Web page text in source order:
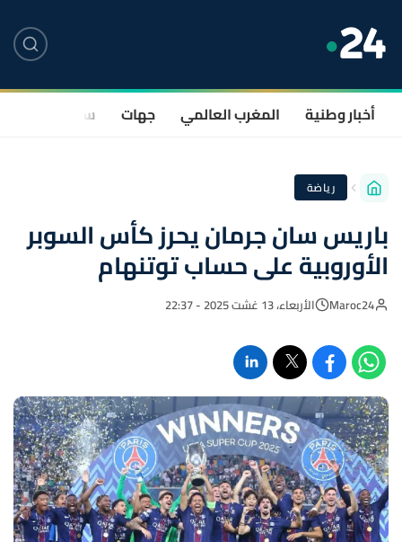
أخبار وطنية المغرب العالمي جهات سياسة
رياضة
باريس سان جرمان يحرز كأس السوبر
الأوروبية على حساب توتنهام
Maroc24 الأربعاء، 13 غشت 2025 - 22:37